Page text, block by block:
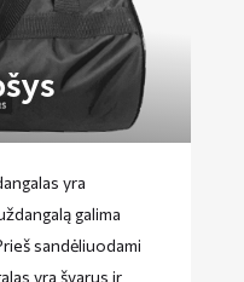
yra
galima
sandėliuodami
yra švarus ir